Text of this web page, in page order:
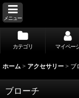
メニュー
カテゴリ マイペー
ホーム > アクセサリー > ブ
ブローチ